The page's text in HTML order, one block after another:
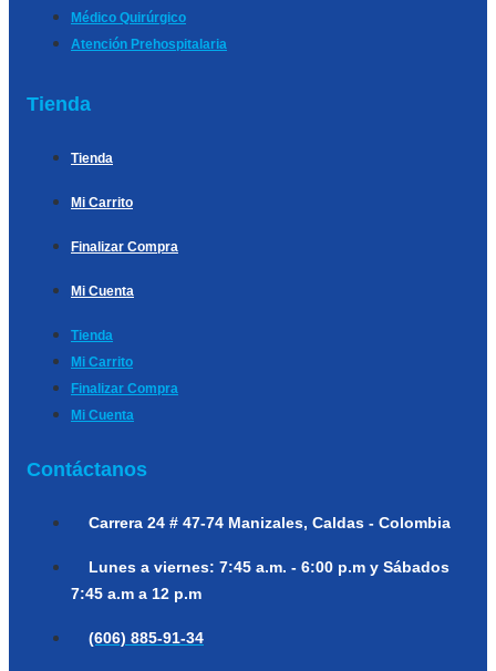
Médico Quirúrgico
Atención Prehospitalaria
Tienda
Tienda
Mi Carrito
Finalizar Compra
Mi Cuenta
Tienda
Mi Carrito
Finalizar Compra
Mi Cuenta
Contáctanos
Carrera 24 # 47-74 Manizales, Caldas - Colombia
Lunes a viernes: 7:45 a.m. - 6:00 p.m y Sábados
7:45 a.m a 12 p.m
(606) 885-91-34